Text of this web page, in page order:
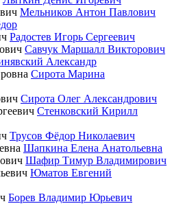
Мельников Антон Павлович
Радостев Игорь Сергеевич
Савчук Маршалл Викторович
Александр
Сирота Марина
Сирота Олег Александрович
Стенковский Кирилл
Трусов Фёдор Николаевич
Шапкина Елена Анатольевна
Шафир Тимур Владимирович
Юматов Евгений
Борев Владимир Юрьевич